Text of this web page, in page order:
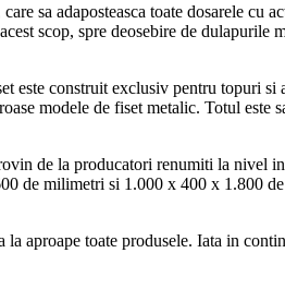
sa adaposteasca toate dosarele cu
scop, spre deosebire de dulapurile
este construit exclusiv pentru topuri
modele de fiset metalic. Totul este
de la producatori renumiti la nivel
de milimetri si 1.000 x 400 x 1.800
aproape toate produsele. Iata in